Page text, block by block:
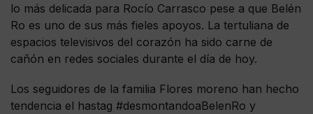
lo más delicada para Rocío Carrasco pese a que Belén
Ro es uno de sus más fieles apoyos. La tertuliana de
espacios televisivos del corazón ha sido carne de
cañón en redes sociales durante el día de hoy.
Los seguidores de la familia Flores moreno han hecho
tendencia el hastag #desmontandoaBelenRo y